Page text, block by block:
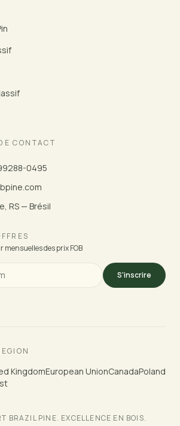
CONTACT
0495
RS — Brésil
mensuelles des prix FOB
S'inscrire
KingdomEuropean UnionCanadaPoland
BRAZIL PINE. EXCELLENCE EN BOIS.